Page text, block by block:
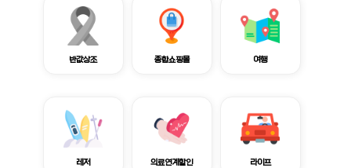
반값상조 종합쇼핑몰 여행
레저 의료연계할인 라이프